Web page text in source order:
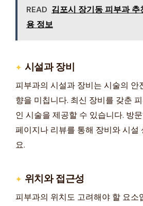
READ 김포시 장기동 피부과 추
용 정보
시설과 장비
피부과의 시설과 장비는 시술의 안
향을 미칩니다. 최신 장비를 갖춘
인 시술을 제공할 수 있습니다. 방
페이지나 리뷰를 통해 장비와 시설
요.
위치와 접근성
피부과의 위치도 고려해야 할 요소